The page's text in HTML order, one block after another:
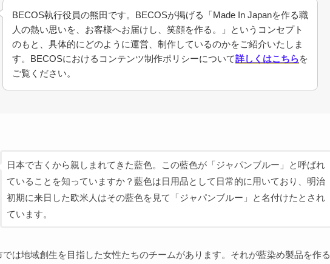
BECOS執行役員の熊田です。BECOSが掲げる「Made In Japanを作る職
人の熱い思いを、お客様へお届けし、笑顔を作る。」というコンセプト
のもと、具体的にどのように運営、制作しているのかをご紹介いたしま
す。BECOSにおけるコンテンツ制作ポリシーについて詳しくはこちらを
ご覧ください。
日本で古くから親しまれてきた藍色。この藍色が「ジャパンブルー」と呼ばれ
ていることを知っていますか？藍色は日用品として日常的に用いており、明治
初期に来日した欧米人はその藍色を見て「ジャパンブルー」と名付けたとされ
ています。
は地域創生を目指した女性たちのチームがあります。それが藍染め製品を作る